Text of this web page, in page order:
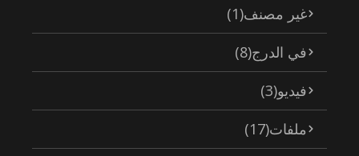
غير مصنف(1)
في الدرج(8)
فيديو(3)
ملفات(17)